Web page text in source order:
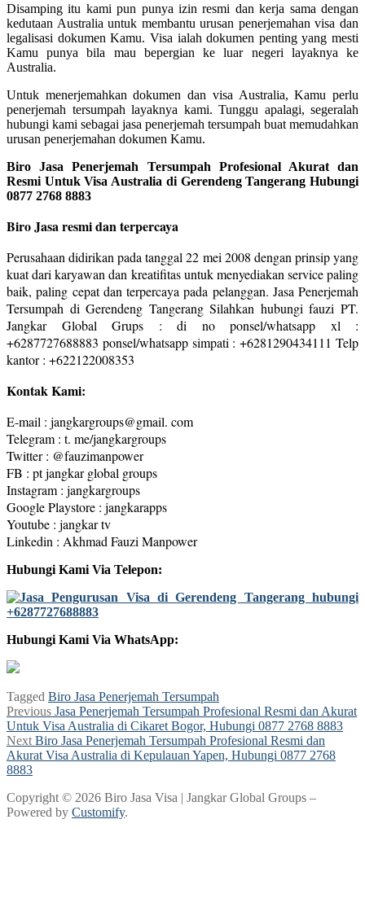
Disamping itu kami pun punya izin resmi dan kerja sama dengan
kedutaan Australia untuk membantu urusan penerjemahan visa dan
legalisasi dokumen Kamu. Visa ialah dokumen penting yang mesti
Kamu punya bila mau bepergian ke luar negeri layaknya ke
Australia.
Untuk menerjemahkan dokumen dan visa Australia, Kamu perlu
penerjemah tersumpah layaknya kami. Tunggu apalagi, segeralah
hubungi kami sebagai jasa penerjemah tersumpah buat memudahkan
urusan penerjemahan dokumen Kamu.
Biro Jasa Penerjemah Tersumpah Profesional Akurat dan
Resmi Untuk Visa Australia di Gerendeng Tangerang Hubungi
0877 2768 8883
Biro Jasa resmi dan terpercaya
Perusahaan didirikan pada tanggal 22 mei 2008 dengan prinsip yang
kuat dari karyawan dan kreatifitas untuk menyediakan service paling
baik, paling cepat dan terpercaya pada pelanggan. Jasa Penerjemah
Tersumpah di Gerendeng Tangerang Silahkan hubungi fauzi PT.
Jangkar Global Grups : di no ponsel/whatsapp xl :
+6287727688883 ponsel/whatsapp simpati : +6281290434111 Telp
kantor : +622122008353
Kontak Kami:
E-mail : jangkargroups@gmail. com
Telegram : t. me/jangkargroups
Twitter : @fauzimanpower
FB : pt jangkar global groups
Instagram : jangkargroups
Google Playstore : jangkarapps
Youtube : jangkar tv
Linkedin : Akhmad Fauzi Manpower
Hubungi Kami Via Telepon:
Hubungi Kami Via WhatsApp:
Tagged Biro Jasa Penerjemah Tersumpah
Post
navigation
Previous Previous
post:
Jasa Penerjemah Tersumpah Profesional Resmi dan Akurat
Untuk Visa Australia di Cikaret Bogor, Hubungi 0877 2768 8883
Next Next
post:
Biro Jasa Penerjemah Tersumpah Profesional Resmi dan
Akurat Visa Australia di Kepulauan Yapen, Hubungi 0877 2768
8883
Copyright © 2026 Biro Jasa Visa | Jangkar Global Groups –
Powered by Customify.